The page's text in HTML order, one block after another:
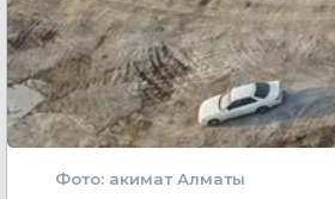
Фото: акимат Алматы